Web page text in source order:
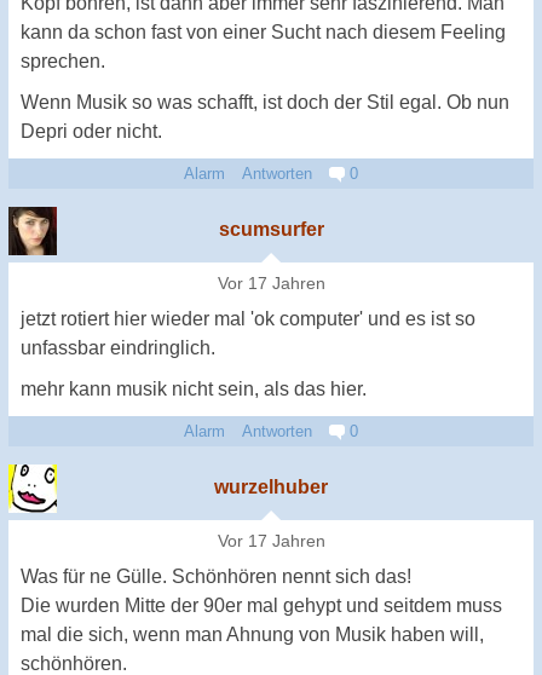
kann da schon fast von einer Sucht nach diesem Feeling
sprechen.
Wenn Musik so was schafft, ist doch der Stil egal. Ob nun
Depri oder nicht.
Alarm Antworten 0
scumsurfer
Vor 17 Jahren
jetzt rotiert hier wieder mal 'ok computer' und es ist so
unfassbar eindringlich.
mehr kann musik nicht sein, als das hier.
Alarm Antworten 0
wurzelhuber
Vor 17 Jahren
Was für ne Gülle. Schönhören nennt sich das!
Die wurden Mitte der 90er mal gehypt und seitdem muss
mal die sich, wenn man Ahnung von Musik haben will,
schönhören.